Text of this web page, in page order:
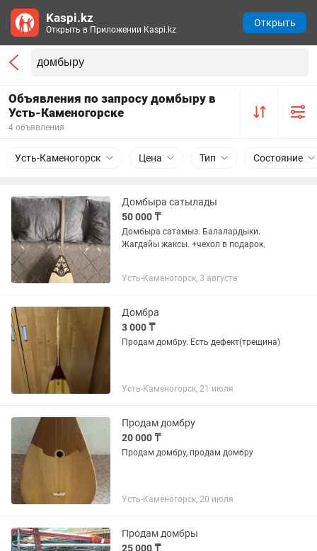
Объявления по запросу домбыру в
Усть-Каменогорске
4 объявления
Усть-Каменогорск Цена Тип Состояние
Домбыра сатылады
50 000 ₸
Домбыра сатамыз. Балалардыки.
Жагдайы жаксы. +чехол в подарок.
Усть-Каменогорск, 3 августа
Домбра
3 000 ₸
Продам домбру. Есть дефект(трещина)
Усть-Каменогорск, 21 июля
Продам домбру
20 000 ₸
Продам домбру, продам домбру
Усть-Каменогорск, 20 июля
Продам домбры
25 000 ₸
Kaspi.kz
Открыть в Приложении Kaspi.kz
Открыть